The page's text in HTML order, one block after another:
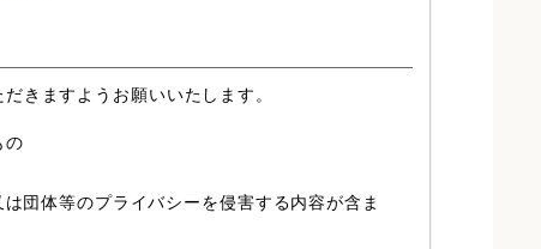
きますようお願いいたします。
の
団体等のプライバシーを侵害する内容が含ま